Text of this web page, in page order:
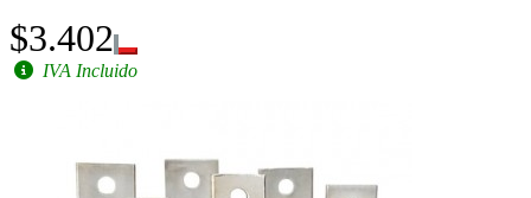
$3.402
IVA Incluido